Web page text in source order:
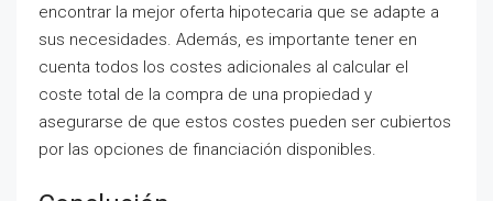
encontrar la mejor oferta hipotecaria que se adapte a
sus necesidades. Además, es importante tener en
cuenta todos los costes adicionales al calcular el
coste total de la compra de una propiedad y
asegurarse de que estos costes pueden ser cubiertos
por las opciones de financiación disponibles.